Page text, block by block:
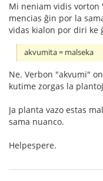
Mi neniam vidis
mencias ĝin por la
vidas kialon por diri ke
akvumita = malseka
Ne. Verbon "akvumi"
kutime zorgas la
Ja planta vazo estas
sama nuanco.
Helpespere.